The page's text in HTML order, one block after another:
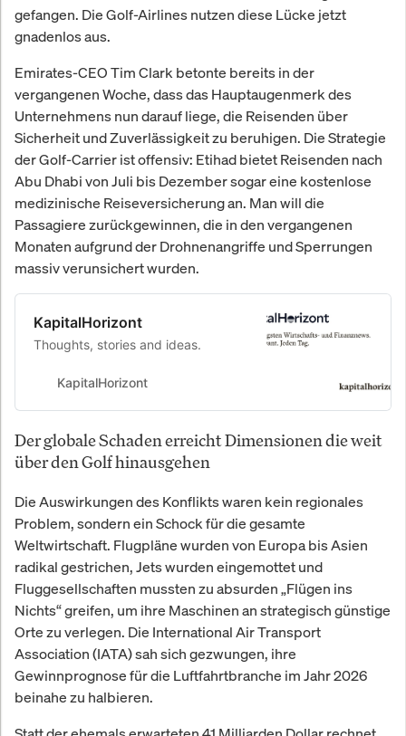
gefangen. Die Golf-Airlines nutzen diese Lücke jetzt
gnadenlos aus.
Emirates-CEO Tim Clark betonte bereits in der
vergangenen Woche, dass das Hauptaugenmerk des
Unternehmens nun darauf liege, die Reisenden über
Sicherheit und Zuverlässigkeit zu beruhigen. Die Strategie
der Golf-Carrier ist offensiv: Etihad bietet Reisenden nach
Abu Dhabi von Juli bis Dezember sogar eine kostenlose
medizinische Reiseversicherung an. Man will die
Passagiere zurückgewinnen, die in den vergangenen
Monaten aufgrund der Drohnenangriffe und Sperrungen
massiv verunsichert wurden.
KapitalHorizont
Thoughts, stories and ideas.
KapitalHorizont
Der globale Schaden erreicht Dimensionen die weit
über den Golf hinausgehen
Die Auswirkungen des Konflikts waren kein regionales
Problem, sondern ein Schock für die gesamte
Weltwirtschaft. Flugpläne wurden von Europa bis Asien
radikal gestrichen, Jets wurden eingemottet und
Fluggesellschaften mussten zu absurden „Flügen ins
Nichts“ greifen, um ihre Maschinen an strategisch günstige
Orte zu verlegen. Die International Air Transport
Association (IATA) sah sich gezwungen, ihre
Gewinnprognose für die Luftfahrtbranche im Jahr 2026
beinahe zu halbieren.